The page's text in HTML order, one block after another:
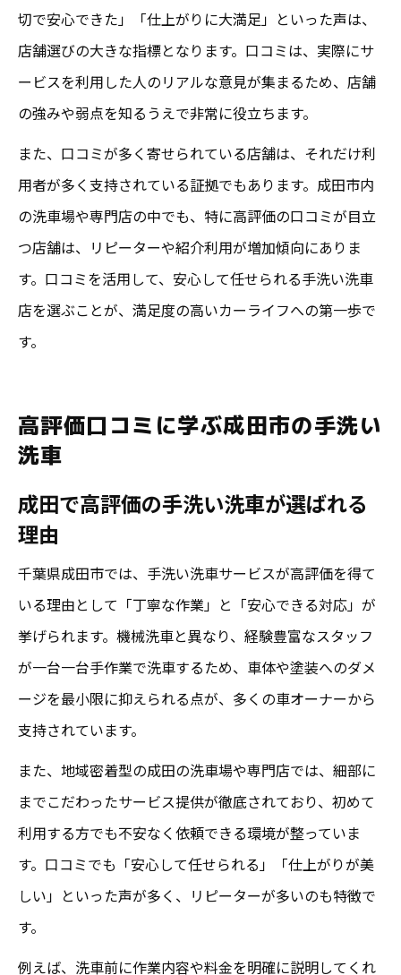
切で安心できた」「仕上がりに大満足」といった声は、
店舗選びの大きな指標となります。口コミは、実際にサ
ービスを利用した人のリアルな意見が集まるため、店舗
の強みや弱点を知るうえで非常に役立ちます。
また、口コミが多く寄せられている店舗は、それだけ利
用者が多く支持されている証拠でもあります。成田市内
の洗車場や専門店の中でも、特に高評価の口コミが目立
つ店舗は、リピーターや紹介利用が増加傾向にありま
す。口コミを活用して、安心して任せられる手洗い洗車
店を選ぶことが、満足度の高いカーライフへの第一歩で
す。
高評価口コミに学ぶ成田市の手洗い
洗車
成田で高評価の手洗い洗車が選ばれる
理由
千葉県成田市では、手洗い洗車サービスが高評価を得て
いる理由として「丁寧な作業」と「安心できる対応」が
挙げられます。機械洗車と異なり、経験豊富なスタッフ
が一台一台手作業で洗車するため、車体や塗装へのダメ
ージを最小限に抑えられる点が、多くの車オーナーから
支持されています。
また、地域密着型の成田の洗車場や専門店では、細部に
までこだわったサービス提供が徹底されており、初めて
利用する方でも不安なく依頼できる環境が整っていま
す。口コミでも「安心して任せられる」「仕上がりが美
しい」といった声が多く、リピーターが多いのも特徴で
す。
例えば、洗車前に作業内容や料金を明確に説明してくれ